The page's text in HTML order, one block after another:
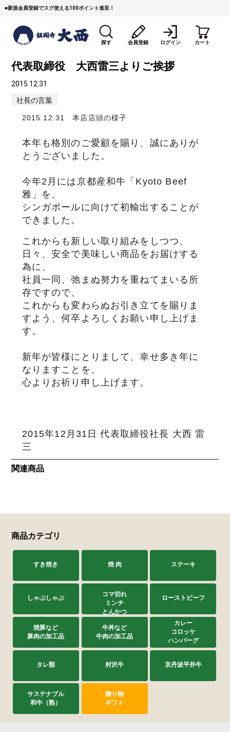
■新規会員登録でスグ使える100ポイント進呈！
探す
すき焼き 焼 肉 ステーキ
焼豚など（豚肉の加工
品）
タレ類
サステナブル・和牛
（熟）
千代幻豚 贈り物・ギフト
会員登録 ログイン カート
代表取締役 大西雷三よりご挨拶
2015.12.31
社長の言葉
2015.12.31 本店店頭の様子
本年も格別のご愛顧を賜り、誠にありが
とうございました。
今年2月には京都産和牛「Kyoto Beef
雅」を、
シンガポールに向けて初輸出することが
できました。
これからも新しい取り組みをしつつ、
日々、安全で美味しい商品をお届けする
為に、
社員一同、弛まぬ努力を重ねてまいる所
存ですので、
これからも変わらぬお引き立てを賜りま
すよう、何卒よろしくお願い申し上げま
す。
新年が皆様にとりまして、幸せ多き年に
なりますことを、
心よりお祈り申し上げます。
2015年12月31日 代表取締役社長 大西 雷
三
関連商品
商品カテゴリ
すき焼き 焼 肉 ステーキ
しゃぶしゃぶ
コマ切れ
ミンチ
とんかつ
ローストビーフ
焼豚など
豚肉の加工品
牛丼など
牛肉の加工品
カレー
コロッケ
ハンバーグ
タレ類 村沢牛 京丹波平井牛
サステナブル
和牛（熟）
贈り物
ギフト